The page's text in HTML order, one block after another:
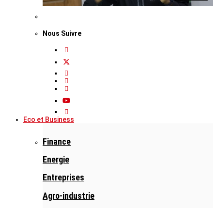
Nous Suivre
Eco et Business
Finance
Energie
Entreprises
Agro-industrie